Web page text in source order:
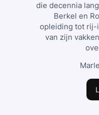
die decennia
Berkel en
opleiding tot rij-
van zijn